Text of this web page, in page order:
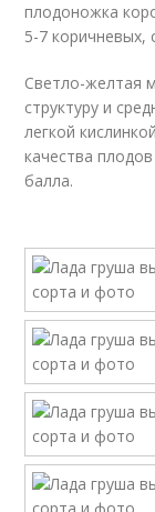
плодоножка
5-7 коричневых,
Светло-желтая
структуру и
легкой
качества
балла.